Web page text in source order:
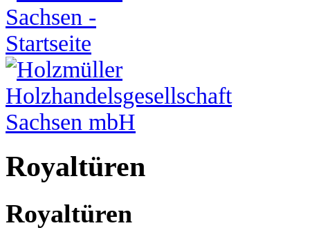
Royaltüren
Royaltüren